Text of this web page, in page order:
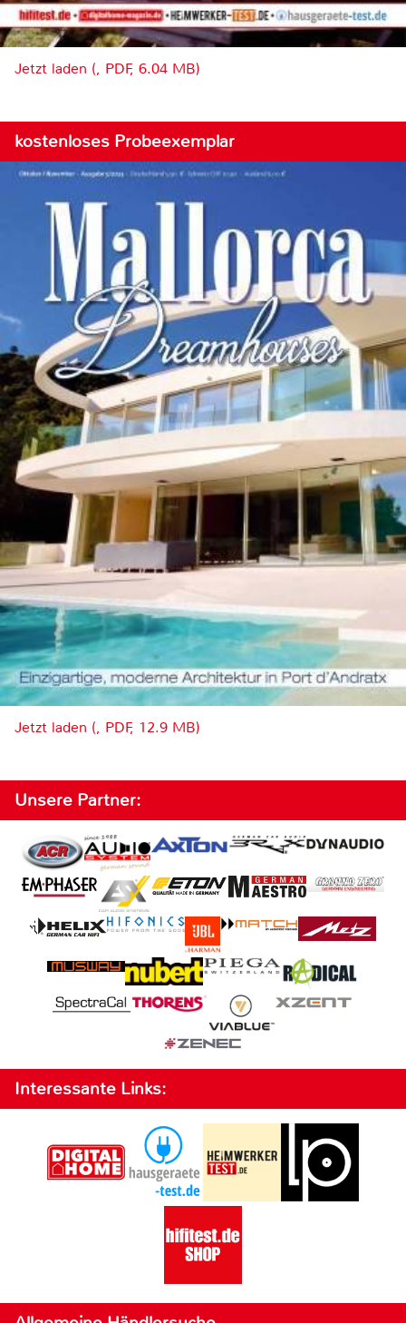
Jetzt laden (, PDF, 6.04 MB)
kostenloses Probeexemplar
Jetzt laden (, PDF, 12.9 MB)
Unsere Partner:
Interessante Links: